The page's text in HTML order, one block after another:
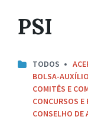
PSI
TODOS
BOLSA-
COMITÊS E
CONCURSOS E
CONSELHO DE